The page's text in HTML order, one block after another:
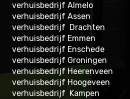
verhuisbedrijf Almelo
verhuisbedrijf Assen
verhuisbedrijf Drachten
verhuisbedrijf Emmen
verhuisbedrijf Enschede
verhuisbedrijf Groningen
verhuisbedrijf Heerenveen
verhuisbedrijf Hoogeveen
verhuisbedrijf Kampen